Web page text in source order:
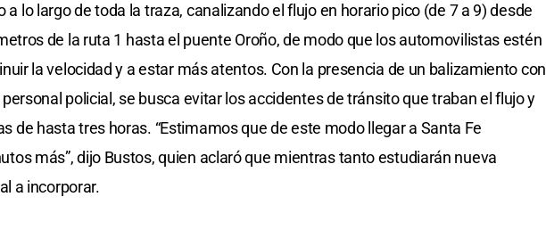
lo largo de toda la traza, canalizando el flujo en horario pico (de 7 a 9) desde
de la ruta 1 hasta el puente Oroño, de modo que los automovilistas estén
la velocidad y a estar más atentos. Con la presencia de un balizamiento con
policial, se busca evitar los accidentes de tránsito que traban el flujo y
de hasta tres horas. “Estimamos que de este modo llegar a Santa Fe
más”, dijo Bustos, quien aclaró que mientras tanto estudiarán nueva
a incorporar.